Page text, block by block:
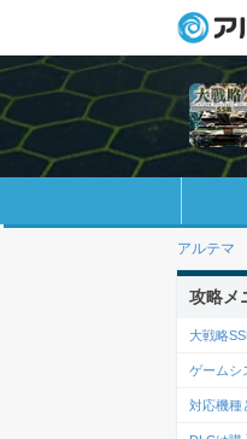
アルテマ
攻略メ
大戦略
ゲームシ
対応機種